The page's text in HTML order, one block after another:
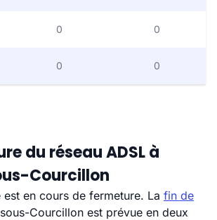
0 0
0 0
du réseau ADSL à
Courcillon
est en cours de fermeture. La fin de
Courcillon est prévue en deux